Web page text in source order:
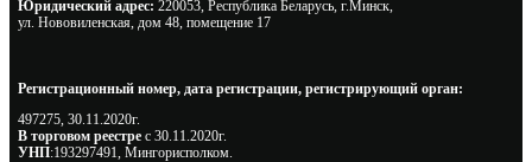
Юридический адрес: 220053, Республика Беларусь, г.Минск,
ул. Нововиленская, дом 48, помещение 17
Регистрационный номер, дата регистрации, регистрирующий орган:
497275, 30.11.2020г.
В торговом реестре с 30.11.2020г.
УНП:193297491, Мингорисполком.